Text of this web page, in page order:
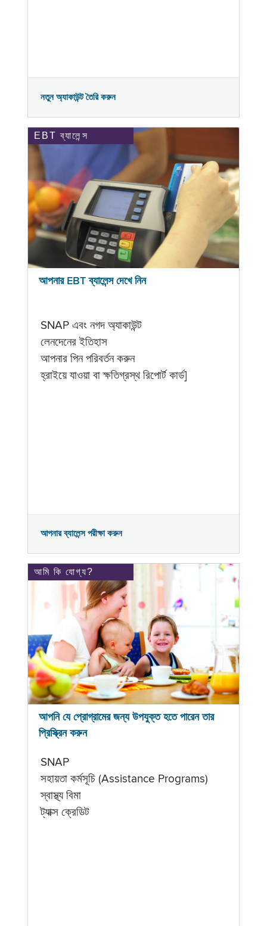
নতুন অ্যাকাউন্ট তৈরি করুন
EBT ব্যালেন্স
আপনার EBT ব্যালেন্স দেখে নিন
SNAP এবং নগদ অ্যাকাউন্ট
লেনদেনের ইতিহাস
আপনার পিন পরিবর্তন করুন
হ্রাইয়ে যাওয়া বা ক্ষতিগ্রস্থ রিপোর্ট কার্ড]
আপনার ব্যালেন্স পরীক্ষা করুন
আমি কি যোগ্য?
আপনি যে প্রোগ্রামের জন্য উপযুক্ত হতে পারেন তার
প্রিস্ক্রিন করুন
SNAP
সহায়তা কর্মসূচি (Assistance Programs)
স্বাস্থ্য বিমা
ট্যাক্স ক্রেডিট